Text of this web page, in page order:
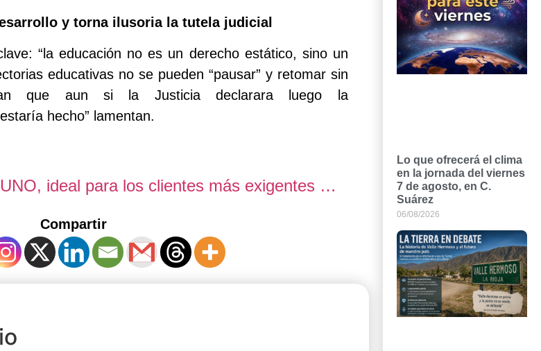
y torna ilusoria la tutela judicial
“la educación no es un derecho estático, sino un
educativas no se pueden “pausar” y retomar sin
que aun si la Justicia declarara luego la
hecho” lamentan.
ideal para los clientes más exigentes …
Compartir
Lo que ofrecerá el clima
en la jornada del viernes
7 de agosto, en C.
Suárez
06/08/2026